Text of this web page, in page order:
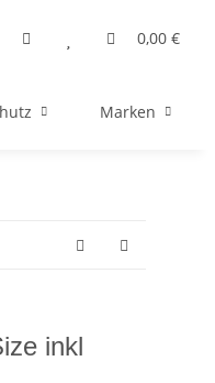
0,00 €
Marken
inkl